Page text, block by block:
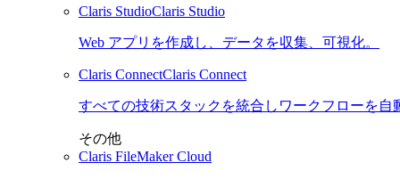
Claris StudioClaris Studio
Web アプリを作成し、データを収集、可視化。
Claris ConnectClaris Connect
すべての技術スタックを統合しワークフローを自
その他
Claris FileMaker Cloud